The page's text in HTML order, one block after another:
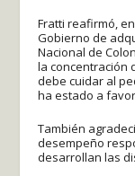
Fratti reafirmó,
Gobierno de
Nacional de
la concentración
debe cuidar al
ha estado a
También
desempeño
desarrollan las